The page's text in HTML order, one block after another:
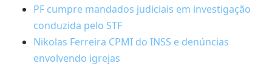
PF cumpre mandados judiciais em investigação
conduzida pelo STF
Nikolas Ferreira CPMI do INSS e denúncias
envolvendo igrejas